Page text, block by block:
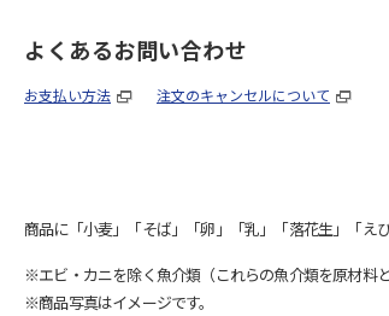
よくあるお問い合わせ
お支払い方法 注文のキャンセルについて
商品に「小麦」「そば」「卵」「乳」「落花生」「え
※エビ・カニを除く魚介類（これらの魚介類を原材料
※商品写真はイメージです。